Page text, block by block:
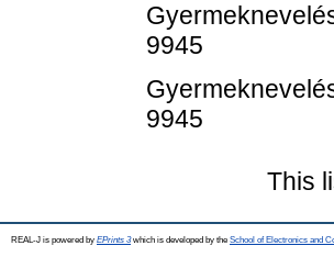
9945
9945
This
REAL-J is powered by EPrints 3which is developed by the School of Electronics and